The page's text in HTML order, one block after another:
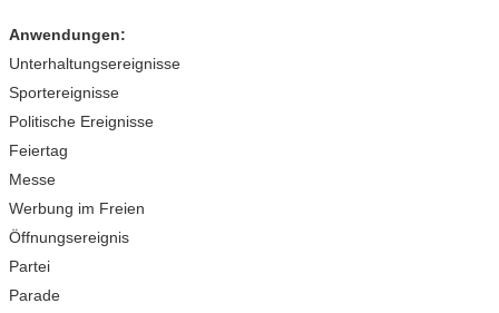
Anwendungen:
Unterhaltungsereignisse
Sportereignisse
Politische Ereignisse
Feiertag
Messe
Werbung im Freien
Öffnungsereignis
Partei
Parade